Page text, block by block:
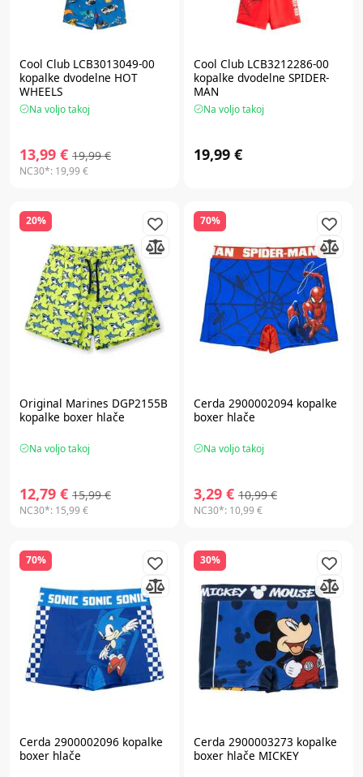
Cool Club LCB3013049-00
kopalke dvodelne HOT
WHEELS
Na voljo takoj
13,99 € 19,99 €
NC30*: 19,99 €
Cool Club LCB3212286-00
kopalke dvodelne SPIDER-
MAN
Na voljo takoj
19,99 €
20%
Original Marines DGP2155B
kopalke boxer hlače
Na voljo takoj
12,79 € 15,99 €
NC30*: 15,99 €
70%
Cerda 2900002094 kopalke
boxer hlače
Na voljo takoj
3,29 € 10,99 €
NC30*: 10,99 €
70%
Cerda 2900002096 kopalke
boxer hlače
30%
Cerda 2900003273 kopalke
boxer hlače MICKEY